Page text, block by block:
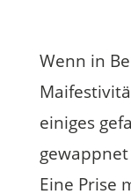
Wenn in
einiges
Eine Prise